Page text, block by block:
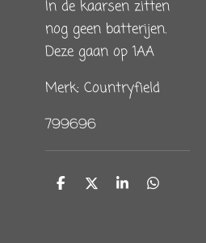
In de kaarsen zitten
nog geen batterijen.
Deze gaan op 1AA
Merk: Countryfield
799696
D D S D